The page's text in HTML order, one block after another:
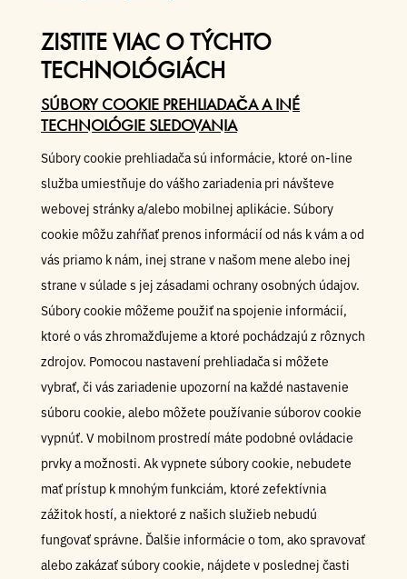
ZISTITE VIAC O TÝCHTO
TECHNOLÓGIÁCH
SÚBORY COOKIE PREHLIADAČA A INÉ
TECHNOLÓGIE SLEDOVANIA
Súbory cookie prehliadača sú informácie, ktoré on-line
služba umiestňuje do vášho zariadenia pri návšteve
webovej stránky a/alebo mobilnej aplikácie. Súbory
cookie môžu zahŕňať prenos informácií od nás k vám a od
vás priamo k nám, inej strane v našom mene alebo inej
strane v súlade s jej zásadami ochrany osobných údajov.
Súbory cookie môžeme použiť na spojenie informácií,
ktoré o vás zhromažďujeme a ktoré pochádzajú z rôznych
zdrojov. Pomocou nastavení prehliadača si môžete
vybrať, či vás zariadenie upozorní na každé nastavenie
súboru cookie, alebo môžete používanie súborov cookie
vypnúť. V mobilnom prostredí máte podobné ovládacie
prvky a možnosti. Ak vypnete súbory cookie, nebudete
mať prístup k mnohým funkciám, ktoré zefektívnia
zážitok hostí, a niektoré z našich služieb nebudú
fungovať správne. Ďalšie informácie o tom, ako spravovať
alebo zakázať súbory cookie, nájdete v poslednej časti